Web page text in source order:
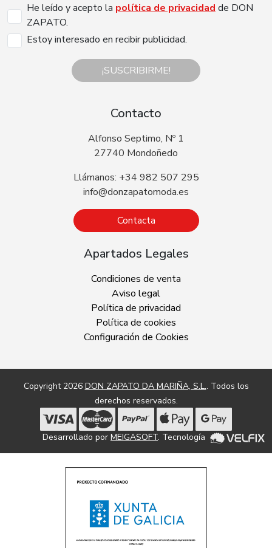
He leído y acepto la política de privacidad de DON
ZAPATO.
Estoy interesado en recibir publicidad.
¡SUSCRIBIRME!
Contacto
Alfonso Septimo, Nº 1
27740 Mondoñedo
Llámanos: +34 982 507 295
info@donzapatomoda.es
Contacta
Apartados Legales
Condiciones de venta
Aviso legal
Política de privacidad
Política de cookies
Configuración de Cookies
Copyright 2026 DON ZAPATO DA MARIÑA, S.L.. Todos los
derechos reservados.
Desarrollado por MEIGASOFT. Tecnología